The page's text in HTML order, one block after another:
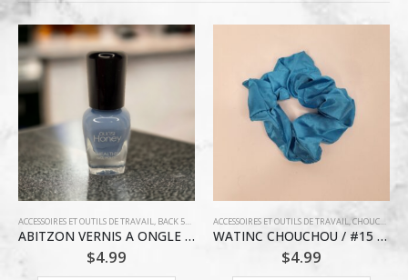
,MAQUILLAGE / VERNIS À ONGLE,VERNIS ABITZON
ACCESSOIRES ET OUTILS DE TRAVAIL CHOUCHOU COIFFURE
WATINC CHOUCHOU / #15 BLEU AZUR
$4.99
ACCESSOIRES ET OUTILS DE TRAVAIL CHOUCHOU
WATINC CHOUCHOU /#18 ROSE PÊCHE
$4.99